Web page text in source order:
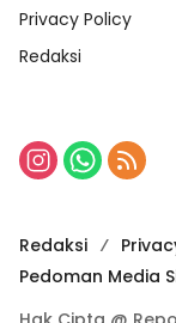
Privacy Policy
Redaksi
Redaksi
Pedoman Media